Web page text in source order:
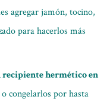
agregar jamón, tocino,
para hacerlos más
hermético en
congelarlos por hasta